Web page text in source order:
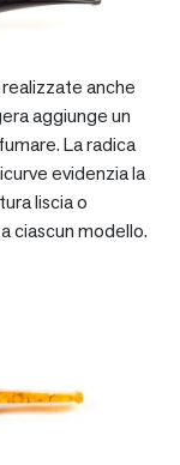
anche
aggiunge un
La radica
evidenzia la
liscia o
ciascun modello.